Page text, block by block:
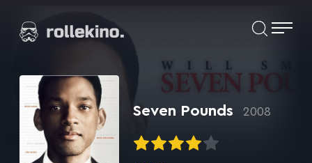
suoraan
Elokuvat ja elokuva-arviot | Rollekino.fi
jälkeen.
Seven Pounds 2008